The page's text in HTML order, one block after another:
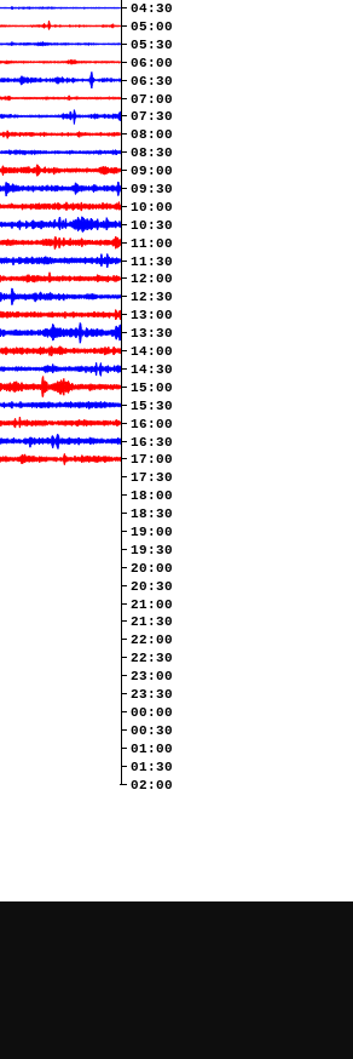
04:30
05:00
05:30
06:00
06:30
07:00
07:30
08:00
08:30
09:00
09:30
10:00
10:30
11:00
11:30
12:00
12:30
13:00
13:30
14:00
14:30
15:00
15:30
16:00
16:30
17:00
17:30
18:00
18:30
19:00
19:30
20:00
20:30
21:00
21:30
22:00
22:30
23:00
23:30
00:00
00:30
01:00
01:30
02:00